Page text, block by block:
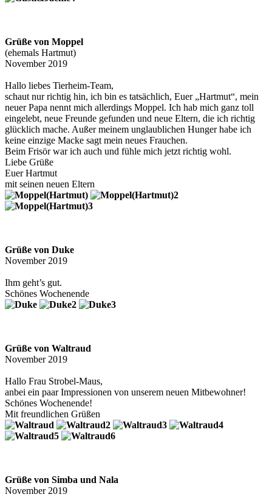
Grüße von Moppel
(ehemals Hartmut)
November 2019
Hallo liebes Tierheim-Team,
schaut nur richtig hin, ich bin es tatsächlich, Euer „Hartmut“, mein
neuer Papa nennt mich allerdings Moppel. Ich hab mich ganz toll
eingelebt, neue Freunde gefunden und neue Eltern, die ich richtig
glücklich mache. Außer meinem unglaublichen Hunger habe ich
keine einzige Macke sagt mein neues Frauchen.
Beim Frisör war ich auch und fühle mich jetzt richtig wohl.
Liebe Grüße
Euer Hartmut
mit seinen neuen Eltern
Grüße von Duke
November 2019
Ihm geht’s gut.
Schönes Wochenende
Grüße von Waltraud
November 2019
Hallo Frau Strobel-Maus,
anbei ein paar Impressionen von unserem neuen Mitbewohner!
Schönes Wochenende!
Mit freundlichen Grüßen
Grüße von Simba und Nala
November 2019